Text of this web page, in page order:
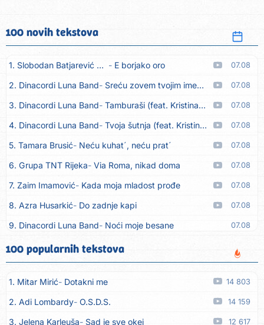
100 novih tekstova
1. Slobodan Batjarević Čobe E borjako oro 07.08
2. Dinacordi Luna Band Sreću zovem tvojim imenom (feat. Kristina Smetko) 07.08
3. Dinacordi Luna Band Tamburaši (feat. Kristina Smetko) 07.08
4. Dinacordi Luna Band Tvoja šutnja (feat. Kristina Smetko) 07.08
5. Tamara Brusić Neću kuhat´, neću prat´ 07.08
6. Grupa TNT Rijeka Via Roma, nikad doma 07.08
7. Zaim Imamović Kada moja mladost prođe 07.08
8. Azra Husarkić Do zadnje kapi 07.08
9. Dinacordi Luna Band Noći moje besane 07.08
10. Pet za 5 Pozdravi mi Stubicu
11. Dinacordi Luna Band Anđeo moj 07.08
12. Vesna Kartuš Vrati se 07.08
13. Severina Pozovi me ti (Anksiozna) 06.08
100 popularnih tekstova
1. Mitar Mirić Dotakni me 14 803
2. Adi Lombardy O.S.D.S. 14 159
3. Jelena Karleuša Sad je sve okej 12 617